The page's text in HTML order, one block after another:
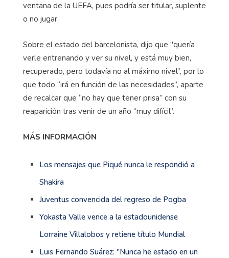
ventana de la UEFA, pues podría ser titular, suplente
o no jugar.
Sobre el estado del barcelonista, dijo que "quería
verle entrenando y ver su nivel, y está muy bien,
recuperado, pero todavía no al máximo nivel”, por lo
que todo “irá en función de las necesidades”, aparte
de recalcar que “no hay que tener prisa” con su
reaparición tras venir de un año “muy difícil”.
MÁS INFORMACIÓN
Los mensajes que Piqué nunca le respondió a
Shakira
Juventus convencida del regreso de Pogba
Yokasta Valle vence a la estadounidense
Lorraine Villalobos y retiene título Mundial
Luis Fernando Suárez: ''Nunca he estado en un